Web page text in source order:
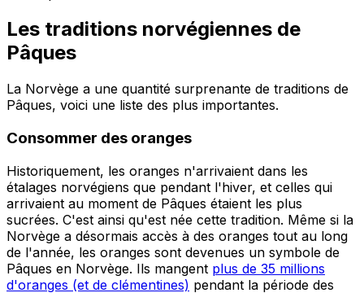
Les traditions norvégiennes de
Pâques
La Norvège a une quantité surprenante de traditions de
Pâques, voici une liste des plus importantes.
Consommer des oranges
Historiquement, les oranges n'arrivaient dans les
étalages norvégiens que pendant l'hiver, et celles qui
arrivaient au moment de Pâques étaient les plus
sucrées. C'est ainsi qu'est née cette tradition. Même si la
Norvège a désormais accès à des oranges tout au long
de l'année, les oranges sont devenues un symbole de
Pâques en Norvège. Ils mangent plus de 35 millions
d'oranges (et de clémentines) pendant la période des